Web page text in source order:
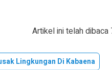
Artikel ini telah dibaca
Lingkungan Di Kabaena